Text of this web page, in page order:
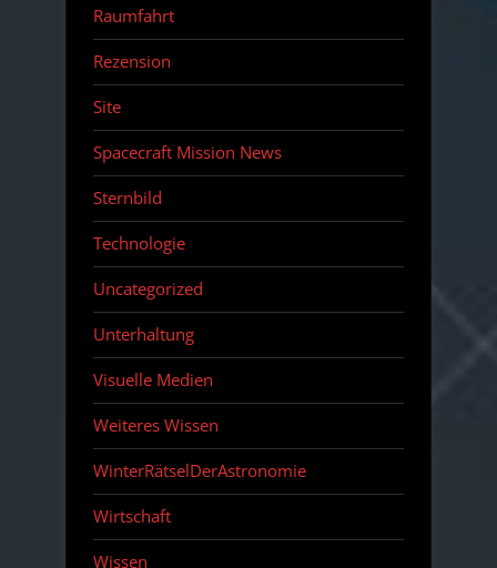
Raumfahrt
Rezension
Site
Spacecraft Mission News
Sternbild
Technologie
Uncategorized
Unterhaltung
Visuelle Medien
Weiteres Wissen
WinterRätselDerAstronomie
Wirtschaft
Wissen